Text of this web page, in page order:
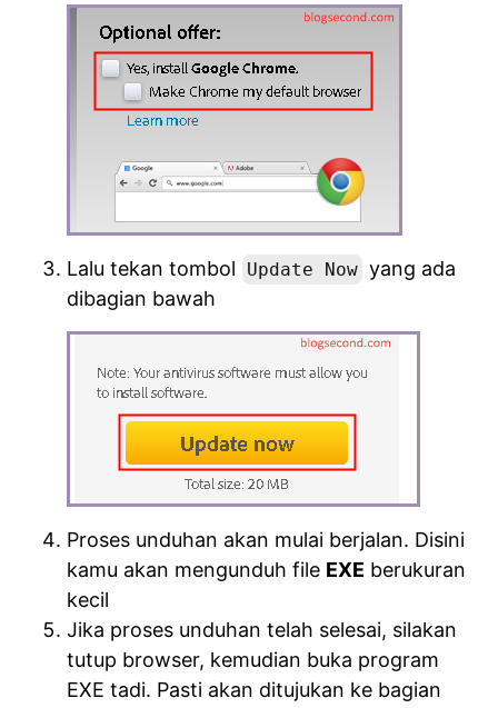
Lalu tekan tombol Update Now yang ada
dibagian bawah
Proses unduhan akan mulai berjalan. Disini
kamu akan mengunduh file EXE berukuran
kecil
Jika proses unduhan telah selesai, silakan
tutup browser, kemudian buka program
EXE tadi. Pasti akan ditujukan ke bagian